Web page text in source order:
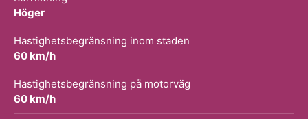
Höger
Hastighetsbegränsning inom staden
60 km/h
Hastighetsbegränsning på motorväg
60 km/h